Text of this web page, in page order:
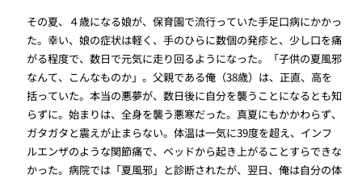
その夏、４歳になる娘が、保育園で流行っていた手足口病にかかっ
た。幸い、娘の症状は軽く、手のひらに数個の発疹と、少し口を痛
がる程度で、数日で元気に走り回るようになった。「子供の夏風邪
なんて、こんなものか」。父親である俺（38歳）は、正直、高を
括っていた。本当の悪夢が、数日後に自分を襲うことになるとも知
らずに。始まりは、全身を襲う悪寒だった。真夏にもかかわらず、
ガタガタと震えが止まらない。体温は一気に39度を超え、インフ
ルエンザのような関節痛で、ベッドから起き上がることすらできな
かった。病院では「夏風邪」と診断されたが、翌日、俺は自分の体